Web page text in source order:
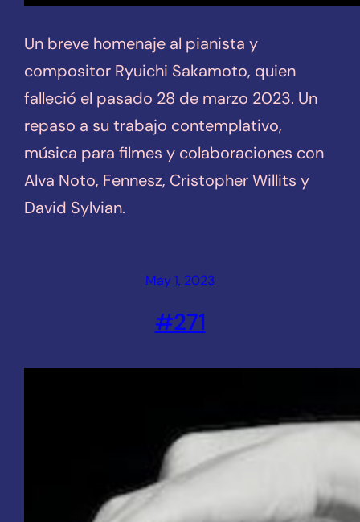
Un breve homenaje al pianista y
compositor Ryuichi Sakamoto, quien
falleció el pasado 28 de marzo 2023. Un
repaso a su trabajo contemplativo,
música para filmes y colaboraciones con
Alva Noto, Fennesz, Cristopher Willits y
David Sylvian.
May 1, 2023
#271